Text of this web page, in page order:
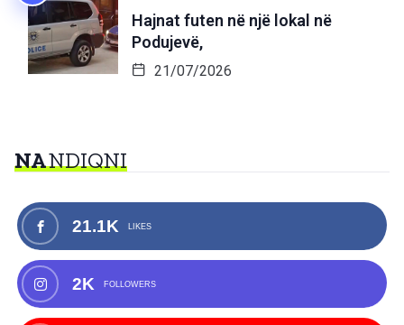
Hajnat futen në një lokal në
Podujevë,
21/07/2026
NANDIQNI
21.1K LIKES
2K FOLLOWERS